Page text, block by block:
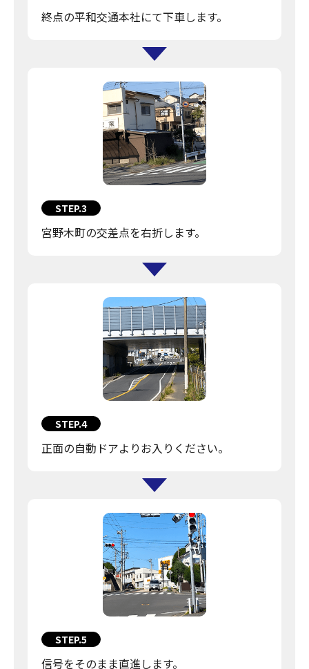
終点の平和交通本社にて下車します。
STEP.3
宮野木町の交差点を右折します。
STEP.4
正面の自動ドアよりお入りください。
STEP.5
信号をそのまま直進します。